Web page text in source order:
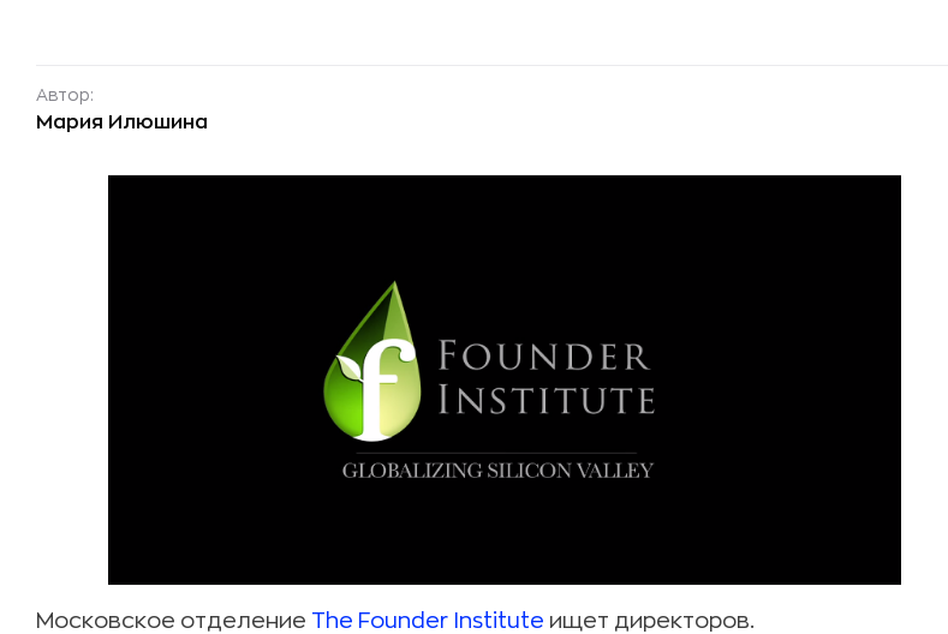
Автор:
Мария Илюшина
Московское отделение The Founder Institute ищет директоров.